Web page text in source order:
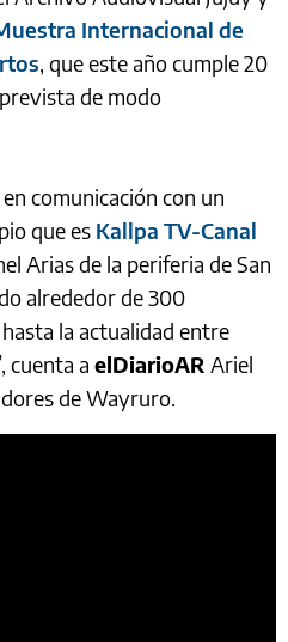
Internacional de
, que este año cumple 20
de modo
comunicación con un
que es Kallpa TV-Canal
Arias de la periferia de San
alrededor de 300
la actualidad entre
cuenta a elDiarioAR Ariel
de Wayruro.